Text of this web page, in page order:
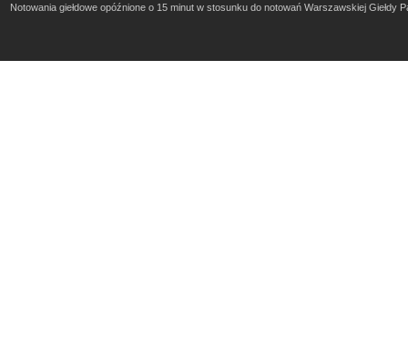
Notowania giełdowe opóźnione o 15 minut w stosunku do notowań Warszawskiej Giełdy